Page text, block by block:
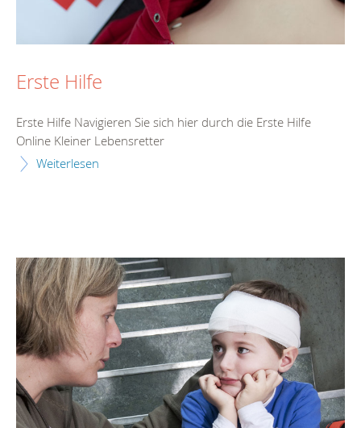
Erste Hilfe
Erste Hilfe Navigieren Sie sich hier durch die Erste Hilfe
Online Kleiner Lebensretter
Weiterlesen